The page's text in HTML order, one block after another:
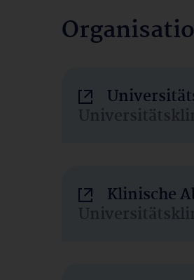
Klinische